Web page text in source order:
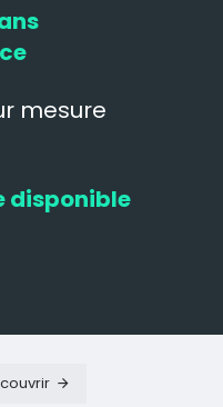
mesure
disponible